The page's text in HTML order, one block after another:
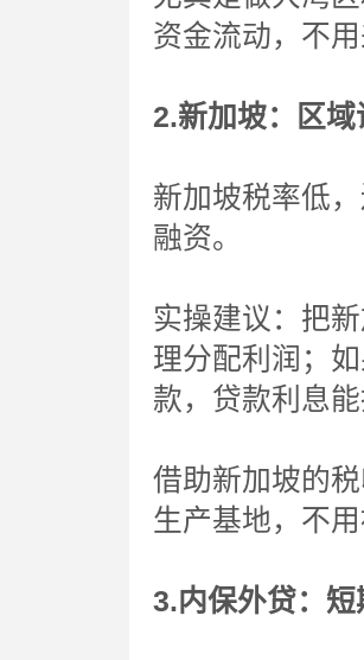
资金流动，不
2.新加坡：区
新加坡税率低
融资。
实操建议：把
理分配利润；
款，贷款利息
借助新加坡的
生产基地，不
3.内保外贷：